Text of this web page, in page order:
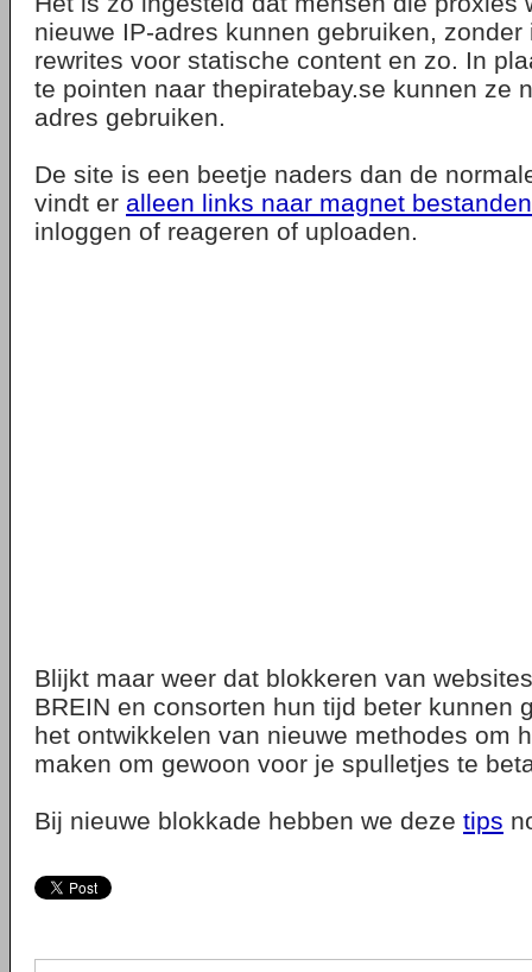
nieuwe IP-adres kunnen gebruiken, zonder
rewrites voor statische content en zo. In
te pointen naar thepiratebay.se kunnen ze
adres gebruiken.
De site is een beetje naders dan de
vindt er alleen links naar magnet bestanden
inloggen of reageren of uploaden.
Blijkt maar weer dat blokkeren van
BREIN en consorten hun tijd beter kunnen
het ontwikkelen van nieuwe methodes om
maken om gewoon voor je spulletjes te
Bij nieuwe blokkade hebben we deze tips